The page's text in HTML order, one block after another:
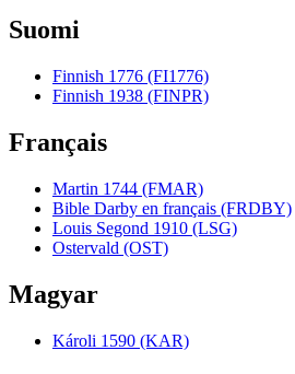
Suomi
Finnish 1776 (FI1776)
Finnish 1938 (FINPR)
Français
Martin 1744 (FMAR)
Bible Darby en français (FRDBY)
Louis Segond 1910 (LSG)
Ostervald (OST)
Magyar
Károli 1590 (KAR)